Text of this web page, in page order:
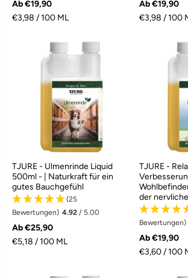
Ab €19,90
€3,98 / 100 ML
Ab €19,90
€3,98 / 100
TJURE - Ulmenrinde Liquid
500ml - | Naturkraft für ein
gutes Bauchgefühl
(25
Bewertungen) 4.92 / 5.00
Ab €25,90
€5,18 / 100 ML
TJURE -
der
Bewertungen)
Ab €19,90
€3,60 / 100